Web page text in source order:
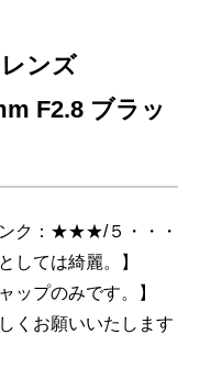
ンズ
F2.8 ブラッ
ク：★★★/５・・・
しては綺麗。】
ップのみです。】
くお願いいたします